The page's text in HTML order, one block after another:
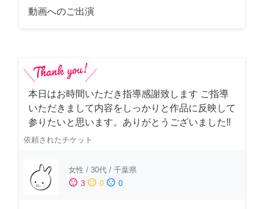
動画へのご出演
本日はお時間いただき指導感謝致します ご指導
いただきまして内容をしっかりと作品に反映して
参りたいと思います。ありがとうございました‼️
依頼されたチケット
女性 / 30代 / 千葉県
sentiment_satisfied 3 sentiment_neutral 0 sentiment_dissatisfied 0